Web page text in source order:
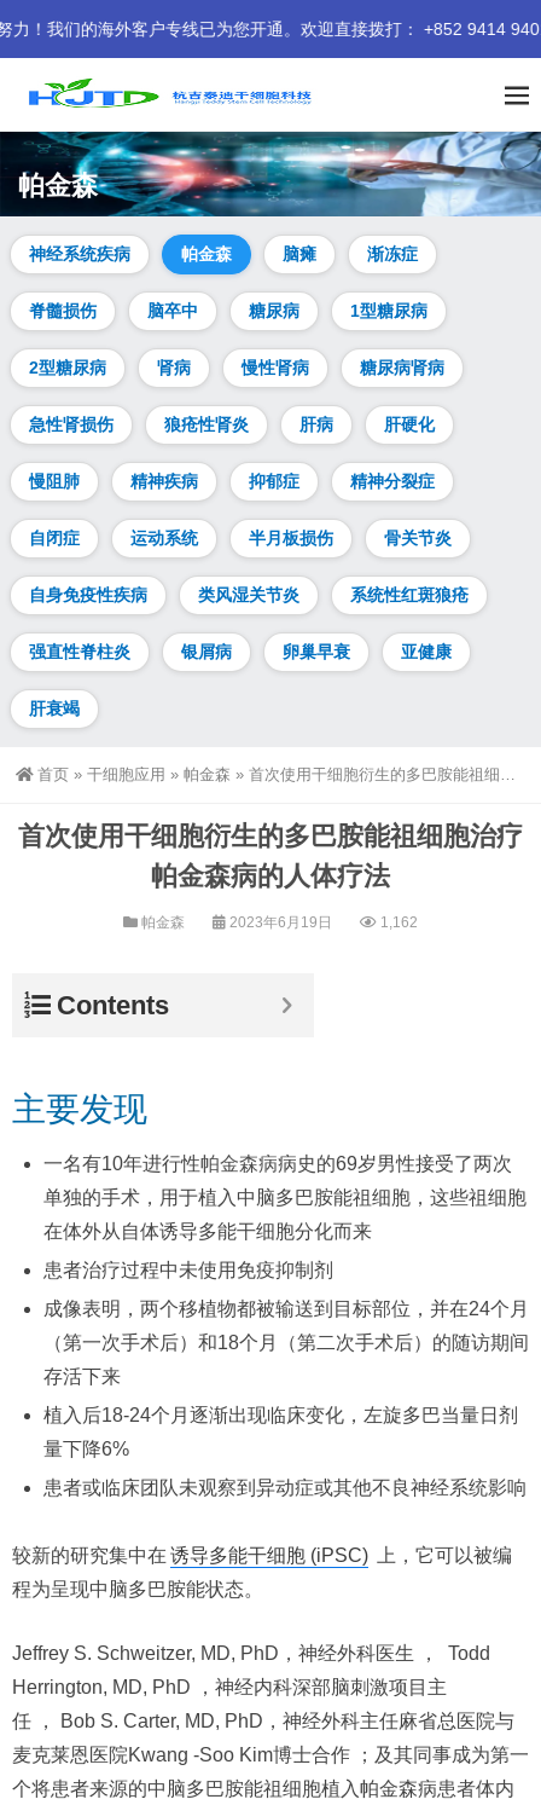
们的海外客户专线已为您开通。欢迎直接拨打： +852 9414 9401
帕金森
神经系统疾病 帕金森 脑瘫 渐冻症
脊髓损伤 脑卒中 糖尿病 1型糖尿病
2型糖尿病 肾病 慢性肾病 糖尿病肾病
急性肾损伤 狼疮性肾炎 肝病 肝硬化
慢阻肺 精神疾病 抑郁症 精神分裂症
自闭症 运动系统 半月板损伤 骨关节炎
自身免疫性疾病 类风湿关节炎 系统性红斑狼疮
强直性脊柱炎 银屑病 卵巢早衰 亚健康
肝衰竭
首页 » 干细胞应用 » 帕金森 » 首次使用干细胞衍生的多巴胺能祖细胞治疗帕金森病的人体疗法
首次使用干细胞衍生的多巴胺能祖细胞治疗
帕金森病的人体疗法
帕金森 2023年6月19日 1,162
Contents
主要发现
一名有10年进行性帕金森病病史的69岁男性接受了两次
单独的手术，用于植入中脑多巴胺能祖细胞，这些祖细胞
在体外从自体诱导多能干细胞分化而来
患者治疗过程中未使用免疫抑制剂
成像表明，两个移植物都被输送到目标部位，并在24个月
（第一次手术后）和18个月（第二次手术后）的随访期间
存活下来
植入后18-24个月逐渐出现临床变化，左旋多巴当量日剂
量下降6%
患者或临床团队未观察到异动症或其他不良神经系统影响
较新的研究集中在 诱导多能干细胞 (iPSC)
上，它可以被编
程为呈现中脑多巴胺能状态。
Jeffrey S. Schweitzer, MD, PhD，神经外科医生 ， Todd
Herrington, MD, PhD ，神经内科深部脑刺激项目主
任 ， Bob S. Carter, MD, PhD，神经外科主任麻省总医院与
麦克莱恩医院Kwang -Soo Kim博士合作 ；及其同事成为第一
个将患者来源的中脑多巴胺能祖细胞植入帕金森病患者体内